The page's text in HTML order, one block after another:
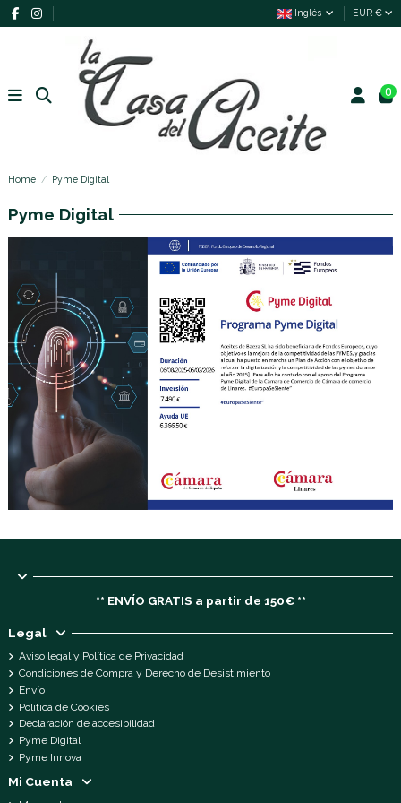
Inglés EUR €
0
Home Pyme Digital
Pyme Digital
** ENVÍO GRATIS a partir de 150€ **
Legal
Aviso legal y Política de Privacidad
Condiciones de Compra y Derecho de Desistimiento
Envío
Política de Cookies
Declaración de accesibilidad
Pyme Digital
Pyme Innova
Mi Cuenta